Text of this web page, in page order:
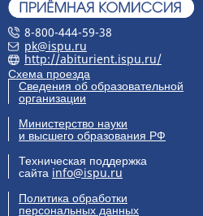
8-800-444-59-38
pk@ispu.ru
http://abiturient.ispu.ru/
Схема проезда
Сведения об образовательной
организации
Министерство науки
и высшего образования РФ
Техническая поддержка
сайта info@ispu.ru
Политика обработки
персональных данных